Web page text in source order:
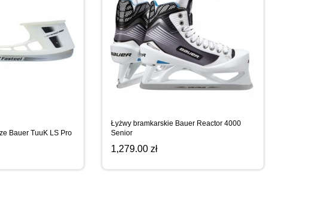
Łyżwy bramkarskie Bauer Reactor 4000
Senior
1,279.00 zł
Bauer TuuK LS Pro